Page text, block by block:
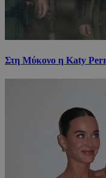
Στη Μύκονο η Katy